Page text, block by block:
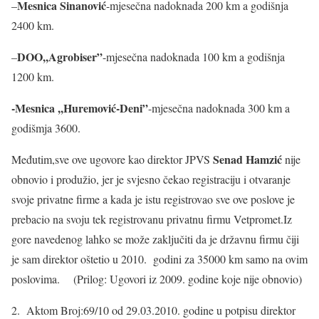
–Mesnica Sinanović-mjesečna nadoknada 200 km a godišnja
2400 km.
–DOO,,Agrobiser”-mjesečna nadoknada 100 km a godišnja
1200 km.
-Mesnica ,,Huremović-Deni”-mjesečna nadoknada 300 km a
godišmja 3600.
Međutim,sve ove ugovore kao direktor JPVS Senad Hamzićnije
obnovio i produžio, jer je svjesno čekao registraciju i otvaranje
svoje privatne firme a kada je istu registrovao sve ove poslove je
prebacio na svoju tek registrovanu privatnu firmu Vetpromet.Iz
gore navedenog lahko se može zaključiti da je državnu firmu čiji
je sam direktor oštetio u 2010. godini za 35000 km samo na ovim
poslovima. (Prilog: Ugovori iz 2009. godine koje nije obnovio)
2. Aktom Broj:69/10 od 29.03.2010. godine u potpisu direktor